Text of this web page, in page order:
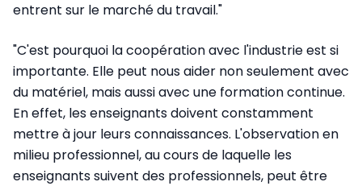
entrent sur le marché du travail."
"C'est pourquoi la coopération avec l'industrie est si
importante. Elle peut nous aider non seulement avec
du matériel, mais aussi avec une formation continue.
En effet, les enseignants doivent constamment
mettre à jour leurs connaissances. L'observation en
milieu professionnel, au cours de laquelle les
enseignants suivent des professionnels, peut être